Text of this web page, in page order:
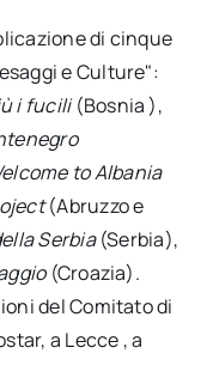
di cinque
e Culture":
i fucili(Bosnia ),
to Albania
(Abruzzo e
Serbia(Serbia),
(Croazia).
del Comitato di
a Lecce , a